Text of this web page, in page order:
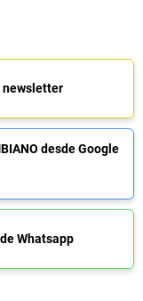
newsletter
desde Google
Whatsapp